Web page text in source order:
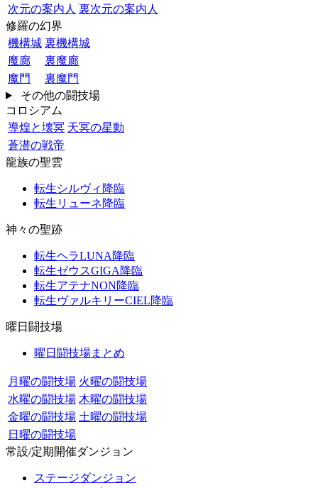
次元の案内人 裏次元の案内人
修羅の幻界
機構城 裏機構城
魔廊
裏魔廊
魔門
裏魔門
その他の闘技場
コロシアム
導煌と壊冥 天冥の星動
蒼潜の戦帝
龍族の聖雲
転生シルヴィ降臨
転生リューネ降臨
神々の聖跡
転生ヘラLUNA降臨
転生ゼウスGIGA降臨
転生アテナNON降臨
転生ヴァルキリーCIEL降臨
曜日闘技場
曜日闘技場まとめ
月曜の闘技場 火曜の闘技場
水曜の闘技場 木曜の闘技場
金曜の闘技場 土曜の闘技場
日曜の闘技場
常設/定期開催ダンジョン
ステージダンジョン